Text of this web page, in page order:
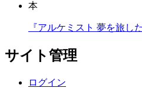
本
『アルケミスト 夢を旅し
サイト管理
ログイン